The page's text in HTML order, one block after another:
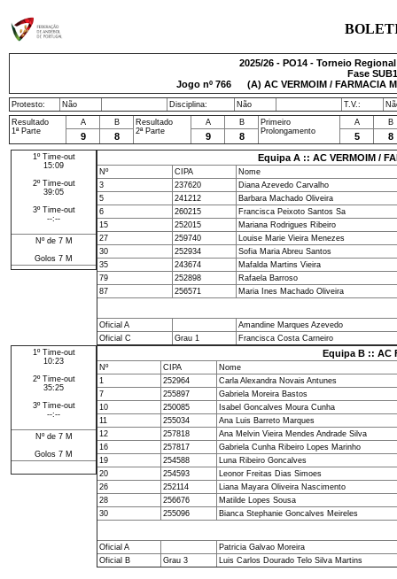
2025/26 - PO14 - Torneio
Fase
Jogo nº 766(A) AC VERMOIM / FARMACIA
Protesto: Não Disciplina: Não T.V.:
Resultado
1ª Parte
A B
Resultado
2ª Parte
A B
Primeiro
Prolongamento
A B
9 8 9 8 5 8
1º Time-out
15:09
2º Time-out
39:05
3º Time-out
--:--
Nº de 7 M
Golos 7 M
Equipa A :: AC VERMOIM /
Nº CIPA
Nome
3
237620
Diana Azevedo Carvalho
5
241212
Barbara Machado Oliveira
6
260215
Francisca Peixoto Santos Sa
15
252015
Mariana Rodrigues Ribeiro
27
259740
Louise Marie Vieira Menezes
30
252934
Sofia Maria Abreu Santos
35
243674
Mafalda Martins Vieira
79
252898
Rafaela Barroso
87
256571 Maria Ines Machado Oliveira
Oficial A
Amandine Marques Azevedo
Oficial C
Grau 1
Francisca Costa Carneiro
1º Time-out
10:23
2º Time-out
35:25
3º Time-out
--:--
Nº de 7 M
Golos 7 M
Equipa B :: AC
Nº CIPA
Nome
1
252964
Carla Alexandra Novais Antunes
7
255897
Gabriela Moreira Bastos
10
250085
Isabel Goncalves Moura Cunha
11
255034
Ana Luis Barreto Marques
12
257818
Ana Melvin Vieira Mendes Andrade Silva
16
257817
Gabriela Cunha Ribeiro Lopes Marinho
19
254588
Luna Ribeiro Goncalves
20
254593
Leonor Freitas Dias Simoes
26
252114
Liana Mayara Oliveira Nascimento
28
256676
Matilde Lopes Sousa
30
255096 Bianca Stephanie Goncalves Meireles
Oficial A
Patricia Galvao Moreira
Oficial B
Grau 3 Luis Carlos Dourado Telo Silva Martins